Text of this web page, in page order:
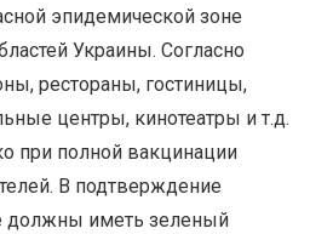
эпидемической зоне
Украины. Согласно
рестораны, гостиницы,
центры, кинотеатры и т.д.
при полной вакцинации
В подтверждение
должны иметь зеленый